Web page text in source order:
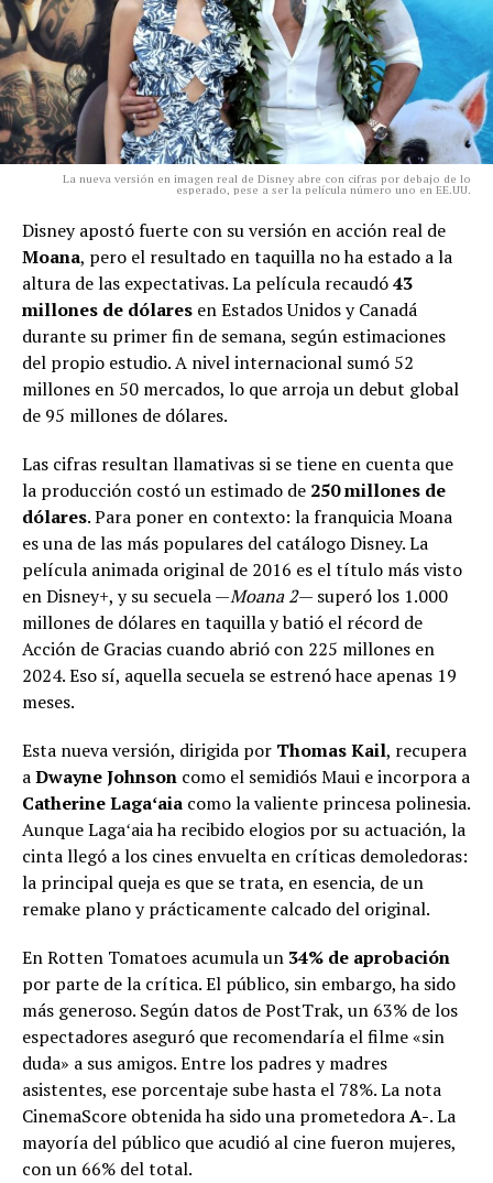
La nueva versión en imagen real de Disney abre con cifras por debajo de lo
esperado, pese a ser la película número uno en EE.UU.
Disney apostó fuerte con su versión en acción real de
Moana, pero el resultado en taquilla no ha estado a la
altura de las expectativas. La película recaudó43
millones de dólares en Estados Unidos y Canadá
durante su primer fin de semana, según estimaciones
del propio estudio. A nivel internacional sumó 52
millones en 50 mercados, lo que arroja un debut global
de 95 millones de dólares.
Las cifras resultan llamativas si se tiene en cuenta que
la producción costó un estimado de 250 millones de
dólares. Para poner en contexto: la franquicia Moana
es una de las más populares del catálogo Disney. La
película animada original de 2016 es el título más visto
en Disney+, y su secuela —Moana 2— superó los 1.000
millones de dólares en taquilla y batió el récord de
Acción de Gracias cuando abrió con 225 millones en
2024. Eso sí, aquella secuela se estrenó hace apenas 19
meses.
Esta nueva versión, dirigida por Thomas Kail, recupera
aDwayne Johnson como el semidiós Maui e incorpora a
Catherine Lagaʻaia como la valiente princesa polinesia.
Aunque Lagaʻaia ha recibido elogios por su actuación, la
cinta llegó a los cines envuelta en críticas demoledoras:
la principal queja es que se trata, en esencia, de un
remake plano y prácticamente calcado del original.
En Rotten Tomatoes acumula un 34% de aprobación
por parte de la crítica. El público, sin embargo, ha sido
más generoso. Según datos de PostTrak, un 63% de los
espectadores aseguró que recomendaría el filme «sin
duda» a sus amigos. Entre los padres y madres
asistentes, ese porcentaje sube hasta el 78%. La nota
CinemaScore obtenida ha sido una prometedoraA-. La
mayoría del público que acudió al cine fueron mujeres,
con un 66% del total.